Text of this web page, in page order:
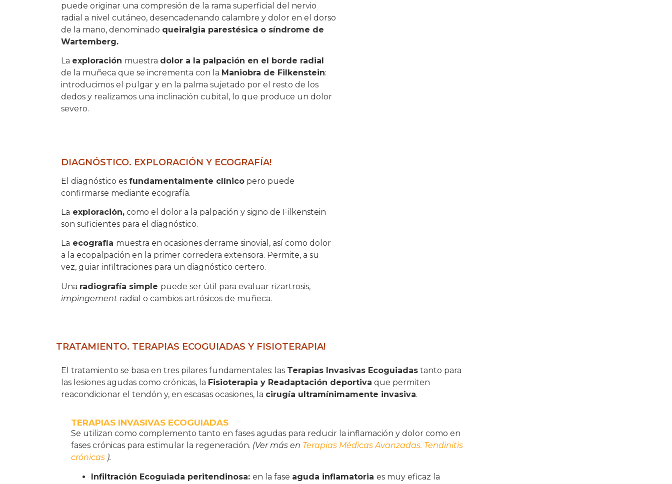
puede originar una compresión de la rama superficial del nervio
radial a nivel cutáneo, desencadenando calambre y dolor en el dorso
de la mano, denominado queiralgia parestésica o síndrome de
Wartemberg.
La exploración muestra dolor a la palpación en el borde radial
de la muñeca que se incrementa con la Maniobra de Filkenstein:
introducimos el pulgar y en la palma sujetado por el resto de los
dedos y realizamos una inclinación cubital, lo que produce un dolor
severo.
DIAGNÓSTICO. EXPLORACIÓN Y ECOGRAFÍA!
El diagnóstico es fundamentalmente clínico pero puede
confirmarse mediante ecografía.
La exploración, como el dolor a la palpación y signo de Filkenstein
son suficientes para el diagnóstico.
La ecografía muestra en ocasiones derrame sinovial, así como dolor
a la ecopalpación en la primer corredera extensora. Permite, a su
vez, guiar infiltraciones para un diagnóstico certero.
Una radiografía simple puede ser útil para evaluar rizartrosis,
impingement radial o cambios artrósicos de muñeca.
TRATAMIENTO. TERAPIAS ECOGUIADAS Y FISIOTERAPIA!
El tratamiento se basa en tres pilares fundamentales: las Terapias Invasivas Ecoguiadas tanto para
las lesiones agudas como crónicas, la Fisioterapia y Readaptación deportiva que permiten
reacondicionar el tendón y, en escasas ocasiones, la cirugía ultramínimamente invasiva.
TERAPIAS INVASIVAS ECOGUIADAS
Se utilizan como complemento tanto en fases agudas para reducir la inflamación y dolor como en
fases crónicas para estimular la regeneración. (Ver más en Terapias Médicas Avanzadas. Tendinitis
crónicas ).
Infiltración Ecoguiada peritendinosa: en la fase aguda inflamatoria es muy eficaz la